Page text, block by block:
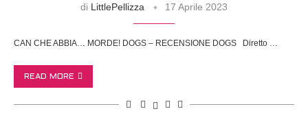
di LittlePellizza 17 Aprile 2023
CAN CHE ABBIA… MORDE! DOGS – RECENSIONE DOGS Diretto …
READ MORE